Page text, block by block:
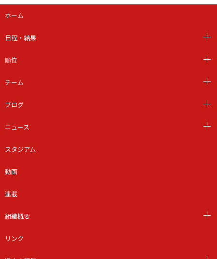
ホーム
日程・結果
順位
チーム
ブログ
ニュース
スタジアム
動画
連載
組織概要
リンク